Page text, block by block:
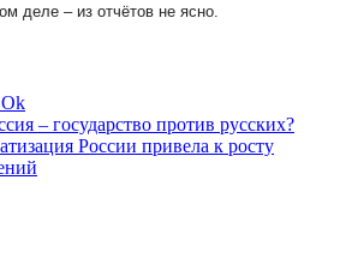
деле – из отчётов не ясно.
Ok
– государство против русских?
России привела к росту